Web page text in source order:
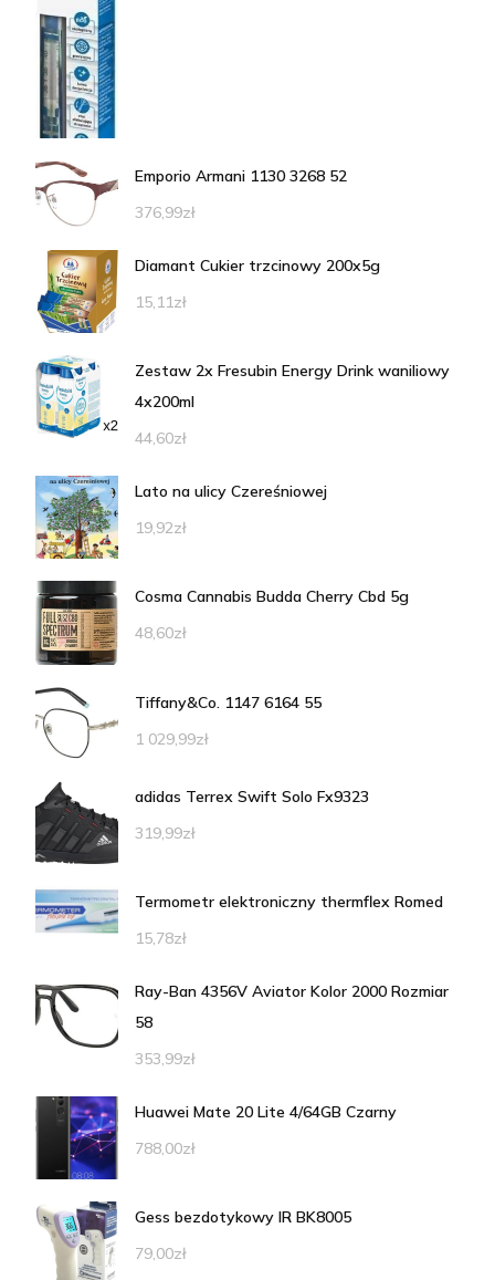
Emporio Armani 1130 3268 52
376,99zł
Diamant Cukier trzcinowy 200x5g
15,11zł
Zestaw 2x Fresubin Energy Drink waniliowy
4x200ml
44,60zł
Lato na ulicy Czereśniowej
19,92zł
Cosma Cannabis Budda Cherry Cbd 5g
48,60zł
Tiffany&Co. 1147 6164 55
1 029,99zł
adidas Terrex Swift Solo Fx9323
319,99zł
Termometr elektroniczny thermflex Romed
15,78zł
Ray-Ban 4356V Aviator Kolor 2000 Rozmiar
58
353,99zł
Huawei Mate 20 Lite 4/64GB Czarny
788,00zł
Gess bezdotykowy IR BK8005
79,00zł